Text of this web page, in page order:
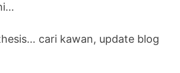
cari kawan, update blog